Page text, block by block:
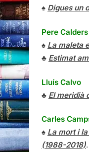
♠ Digues un
Pere Calders
♠ La maleta
♣ Estimat
Lluís Calvo
♣ El meridià
Carles
♠ La mort i
(1988-2018).